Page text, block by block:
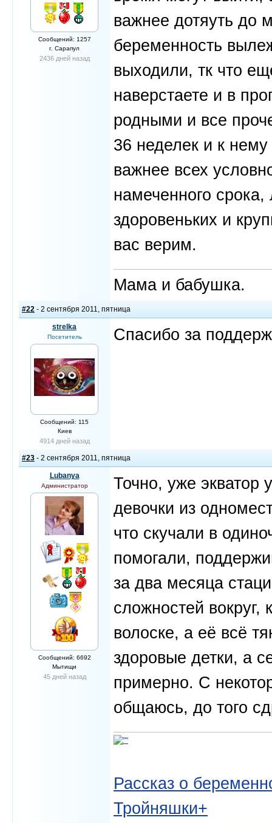
Сообщений: 1257
г. Сарапул
2436 дней назад
важнее дотяуть до
беременность
выходили, тк что
наверстаете и в
родными и все
36 неделек и к
важнее всех
намеченного срока,
здоровеньких и
вас верим.
Мама и бабушка.
#22 - 2 сентября 2011, пятница
strelka
Посетитель
Сообщений: 115
Киев
4914 дней назад
Спасибо за
#23 - 2 сентября 2011, пятница
Lubanya
Администратор
Сообщений: 6692
Мытищи
45 дней назад
Точно, уже
девочки из
что скучали в
помогали,
за два месяца
сложностей
волоске, а её всё
здоровые детки, а
примерно. С
общаюсь, до того
Рассказ о
Тройняшки+